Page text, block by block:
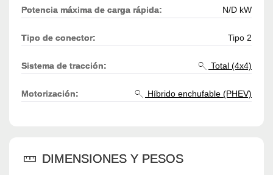
Potencia máxima de carga rápida: N/D kW
Tipo de conector: Tipo 2
Sistema de tracción: Total (4x4)
Motorización: Híbrido enchufable (PHEV)
DIMENSIONES Y PESOS